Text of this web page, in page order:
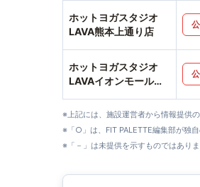
ホットヨガスタジオ
LAVA熊本上通り店
ホットヨガスタジオ
LAVAイオンモール熊
※上記には、施設運営者から情報提供
※「○」は、FIT PALETTE編集部が独
※「－」は未提供を示すものではあり